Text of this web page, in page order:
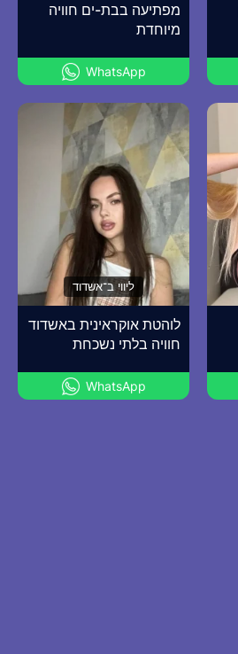
מפתיעה בבת-ים חוויה
מיוחדת
WhatsApp
ליווי ב־אשדוד
לוהטת אוקראינית באשדוד
חוויה בלתי נשכחת
WhatsApp